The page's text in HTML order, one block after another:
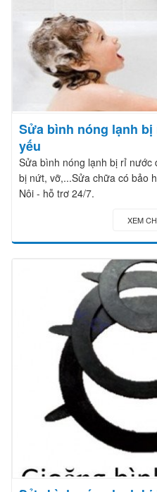
Sửa bình nóng lạnh
yếu
Sửa bình nóng lạnh bị rỉ
bị nứt, vỡ,...Sửa chữa có bảo
Nội - hỗ trợ 24/7.
XEM